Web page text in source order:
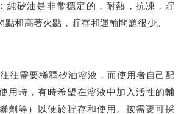
純矽油是非常穩定的，耐熱，抗凍，貯
點和高著火點，貯存和運輸問題很少。
往需要稀釋矽油溶液，而使用者自己配
用時，有時希望在溶液中加入活性的輔
劑等）以便於貯存和使用。按需要可採